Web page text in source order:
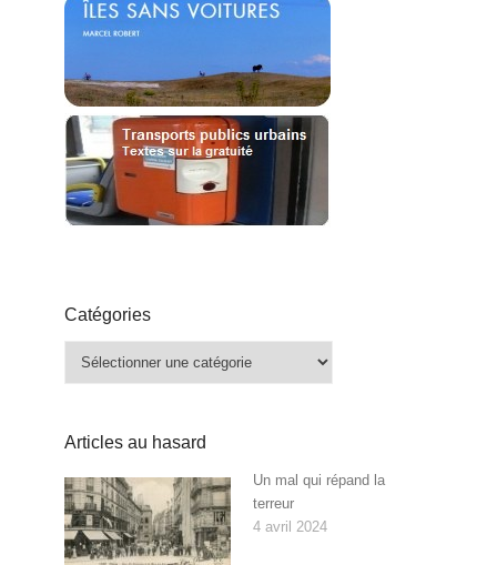
Catégories
Articles au hasard
Un mal qui répand la
terreur
4 avril 2024